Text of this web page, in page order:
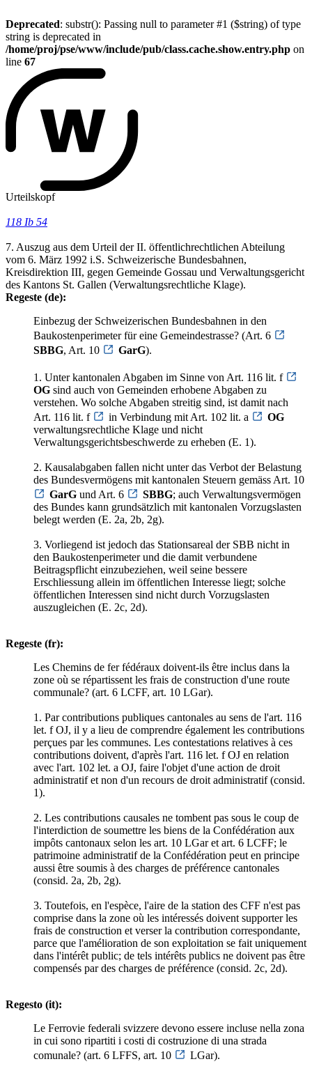
Deprecated: substr(): Passing null to parameter #1 ($string) of type
string is deprecated in
/home/proj/pse/www/include/pub/class.cache.show.entry.php on
line 67
Urteilskopf
118 Ib 54
7. Auszug aus dem Urteil der II. öffentlichrechtlichen Abteilung
vom 6. März 1992 i.S. Schweizerische Bundesbahnen,
Kreisdirektion III, gegen Gemeinde Gossau und Verwaltungsgericht
des Kantons St. Gallen (Verwaltungsrechtliche Klage).
Regeste (de):
Einbezug der Schweizerischen Bundesbahnen in den
Baukostenperimeter für eine Gemeindestrasse? (Art. 6
SBBG, Art. 10 GarG).
1. Unter kantonalen Abgaben im Sinne von Art. 116 lit. f
OG sind auch von Gemeinden erhobene Abgaben zu
verstehen. Wo solche Abgaben streitig sind, ist damit nach
Art. 116 lit. f
in Verbindung mit Art. 102 lit. a
OG
verwaltungsrechtliche Klage und nicht
Verwaltungsgerichtsbeschwerde zu erheben (E. 1).
2. Kausalabgaben fallen nicht unter das Verbot der Belastung
des Bundesvermögens mit kantonalen Steuern gemäss Art. 10
GarG und Art. 6 SBBG; auch Verwaltungsvermögen
des Bundes kann grundsätzlich mit kantonalen Vorzugslasten
belegt werden (E. 2a, 2b, 2g).
3. Vorliegend ist jedoch das Stationsareal der SBB nicht in
den Baukostenperimeter und die damit verbundene
Beitragspflicht einzubeziehen, weil seine bessere
Erschliessung allein im öffentlichen Interesse liegt; solche
öffentlichen Interessen sind nicht durch Vorzugslasten
auszugleichen (E. 2c, 2d).
Regeste (fr):
Les Chemins de fer fédéraux doivent-ils être inclus dans la
zone où se répartissent les frais de construction d'une route
communale? (art. 6 LCFF, art. 10 LGar).
1. Par contributions publiques cantonales au sens de l'art. 116
let. f OJ, il y a lieu de comprendre également les contributions
perçues par les communes. Les contestations relatives à ces
contributions doivent, d'après l'art. 116 let. f OJ en relation
avec l'art. 102 let. a OJ, faire l'objet d'une action de droit
administratif et non d'un recours de droit administratif (consid.
1).
2. Les contributions causales ne tombent pas sous le coup de
l'interdiction de soumettre les biens de la Confédération aux
impôts cantonaux selon les art. 10 LGar et art. 6 LCFF; le
patrimoine administratif de la Confédération peut en principe
aussi être soumis à des charges de préférence cantonales
(consid. 2a, 2b, 2g).
3. Toutefois, en l'espèce, l'aire de la station des CFF n'est pas
comprise dans la zone où les intéressés doivent supporter les
frais de construction et verser la contribution correspondante,
parce que l'amélioration de son exploitation se fait uniquement
dans l'intérêt public; de tels intérêts publics ne doivent pas être
compensés par des charges de préférence (consid. 2c, 2d).
Regesto (it):
Le Ferrovie federali svizzere devono essere incluse nella zona
in cui sono ripartiti i costi di costruzione di una strada
comunale? (art. 6 LFFS, art. 10
LGar).